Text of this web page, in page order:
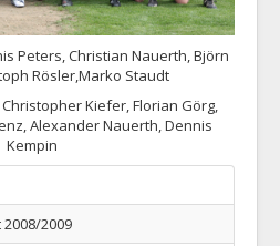
Peters, Christian Nauerth, Björn
Rösler,Marko Staudt
Christopher Kiefer, Florian Görg,
Alexander Nauerth, Dennis
Kempin
2009